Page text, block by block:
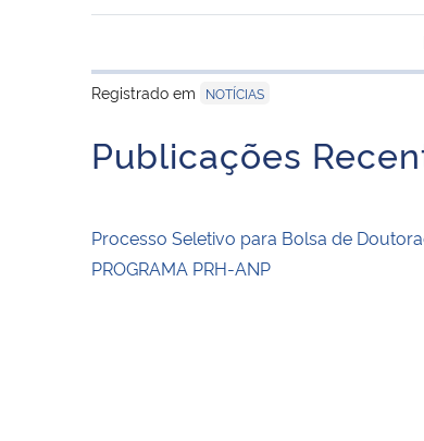
Registrado em
NOTÍCIAS
Publicações
Processo Seletivo para Bolsa de
PROGRAMA PRH-ANP